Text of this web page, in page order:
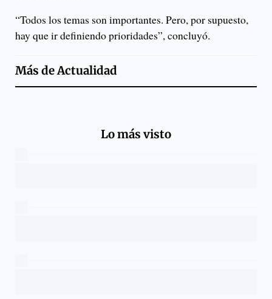
“Todos los temas son importantes. Pero, por supuesto,
hay que ir definiendo prioridades”, concluyó.
Más deActualidad
Lo más visto